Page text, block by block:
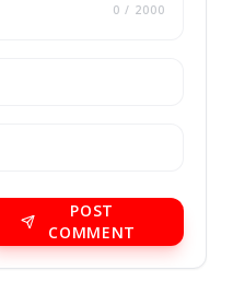
0 / 2000
POST
COMMENT